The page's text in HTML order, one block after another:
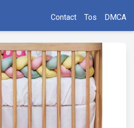
Contact Tos DMCA